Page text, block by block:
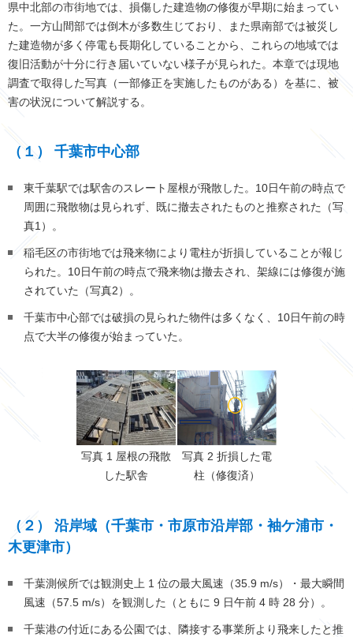
県中北部の市街地では、損傷した建造物の修復が早期に始まってい
た。一方山間部では倒木が多数生じており、また県南部では被災し
た建造物が多く停電も長期化していることから、これらの地域では
復旧活動が十分に行き届いていない様子が見られた。本章では現地
調査で取得した写真（一部修正を実施したものがある）を基に、被
害の状況について解説する。
（１） 千葉市中心部
東千葉駅では駅舎のスレート屋根が飛散した。 10日午前の時点で
周囲に飛散物は見られず、既に撤去されたものと推察された（写
真1）。
稲毛区の市街地では飛来物により電柱が折損していることが報じ
られた。 10日午前の時点で飛来物は撤去され、架線には修復が施
されていた（写真2）。
千葉市中心部では破損の見られた物件は多くなく、 10日午前の時
点で大半の修復が始まっていた。
写真 1 屋根の飛散
した駅舎
写真 2 折損した電
柱（修復済）
（２） 沿岸域（千葉市・市原市沿岸部・袖ケ浦市・
木更津市）
千葉測候所では観測史上 1 位の最大風速（35.9 m/s）・最大瞬間
風速（57.5 m/s）を観測した（ともに 9 日午前 4 時 28 分）。
千葉港の付近にある公園では、隣接する事業所より飛来したと推